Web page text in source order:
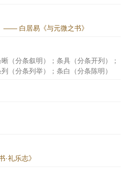
—— 白居易《与元微之书》
（分条叙明）；条具（分条开列）；
（分条列举）；条白（分条陈明）
礼乐志》